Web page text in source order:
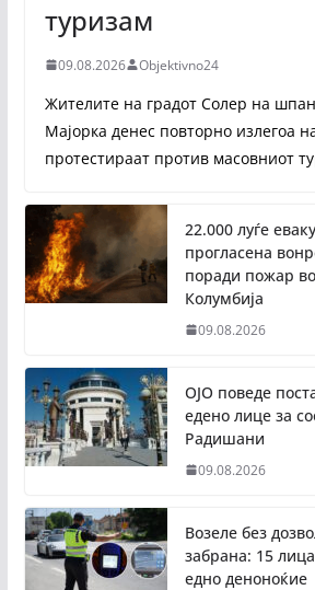
туризам
09.08.2026 Objektivno24
Жителите на градот Солер на
Мајорка денес повторно излегоа
протестираат против масовниот
22.000 луѓе
прогласена
поради пожар
Колумбија
09.08.2026
ОЈО поведе
едено лице за
Радишани
09.08.2026
Возеле без
забрана: 15
едно деноноќие